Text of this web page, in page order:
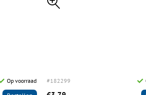
Op voorraad #182299